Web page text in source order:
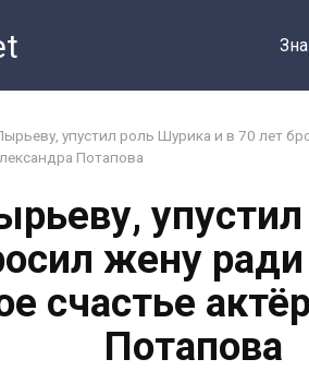
упустил роль Шурика и в 70 лет
Потапова
жену
счастье
Потапова